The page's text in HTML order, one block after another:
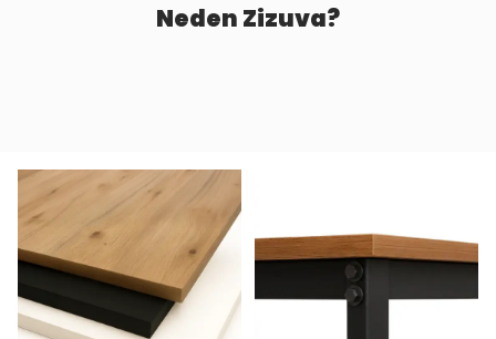
Neden Zizuva?